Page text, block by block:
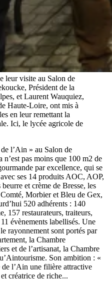
leur visite au Salon de
Président de la
et Laurent Wauquiez,
Haute-Loire, ont mis à
en leur remettant la
Ici, le lycée agricole de
l’Ain » au Salon de
n’est pas moins que 100 m2 de
par excellence, qui se
ses 14 produits AOC, AOP,
et crème de Bresse, les
Morbier et Bleu de Gex,
520 adhérents : 140
157 restaurateurs, traiteurs,
évènements labellisés. Une
rayonnement sont portés par
la Chambre
et de l’artisanat, la Chambre
Son ambition : «
l’Ain une filière attractive
créatrice de riche...